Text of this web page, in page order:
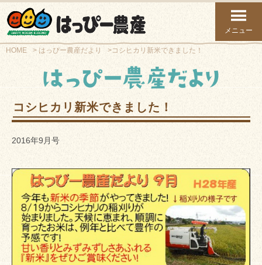
メニュー
HOME はっぴー農産だより コシヒカリ新米できました！
コシヒカリ新米できました！
2016年9月号